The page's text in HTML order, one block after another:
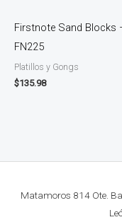
Firstnote Sand Blocks
FN225
Platillos y Gongs
$135.98
Matamoros 814 Ote.